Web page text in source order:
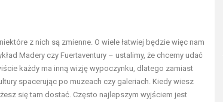
z nich są zmienne. O wiele łatwiej będzie więc nam
Madery czy Fuertaventury – ustalimy, że chcemy udać
każdy ma inną wizję wypoczynku, dlatego zamiast
spacerując po muzeach czy galeriach. Kiedy wiesz
się tam dostać. Często najlepszym wyjściem jest